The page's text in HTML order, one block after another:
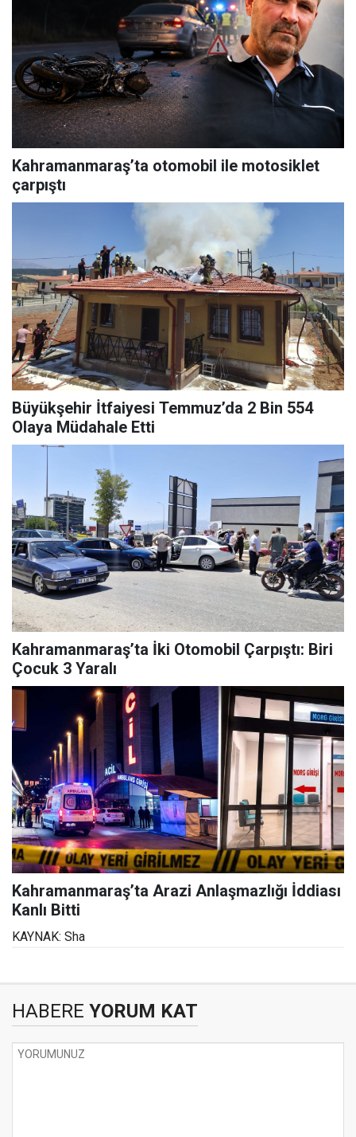
Kahramanmaraş’ta otomobil ile motosiklet
çarpıştı
Büyükşehir İtfaiyesi Temmuz’da 2 Bin 554
Olaya Müdahale Etti
Kahramanmaraş’ta İki Otomobil Çarpıştı: Biri
Çocuk 3 Yaralı
Kahramanmaraş’ta Arazi Anlaşmazlığı İddiası
Kanlı Bitti
KAYNAK: Sha
HABERE YORUM KAT